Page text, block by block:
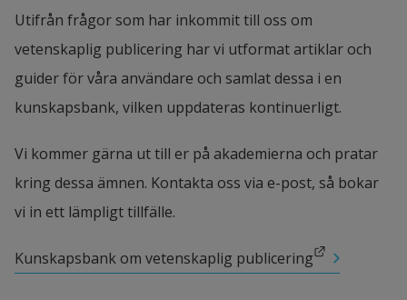
Utifrån frågor som har inkommit till oss om
vetenskaplig publicering har vi utformat artiklar och
guider för våra användare och samlat dessa i en
kunskapsbank, vilken uppdateras kontinuerligt.
Vi kommer gärna ut till er på akademierna och pratar
kring dessa ämnen. Kontakta oss via e-post, så bokar
vi in ett lämpligt tillfälle.
Kunskapsbank om vetenskaplig publicering
Länk till annan webbplats.